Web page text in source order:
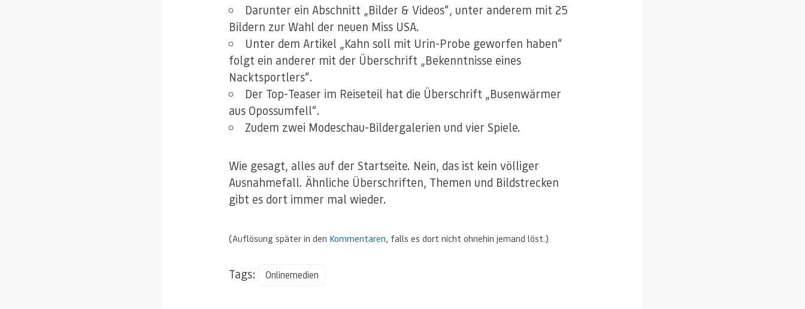
Darunter ein Abschnitt „Bilder & Videos“, unter anderem mit 25
Bildern zur Wahl der neuen Miss USA.
Unter dem Artikel „Kahn soll mit Urin-Probe geworfen haben“
folgt ein anderer mit der Überschrift „Bekenntnisse eines
Nacktsportlers“.
Der Top-Teaser im Reiseteil hat die Überschrift „Busenwärmer
aus Opossumfell“.
Zudem zwei Modeschau-Bildergalerien und vier Spiele.
Wie gesagt, alles auf der Startseite. Nein, das ist kein völliger
Ausnahmefall. Ähnliche Überschriften, Themen und Bildstrecken
gibt es dort immer mal wieder.
(Auflösung später in den Kommentaren, falls es dort nicht ohnehin jemand löst.)
Tags: Onlinemedien